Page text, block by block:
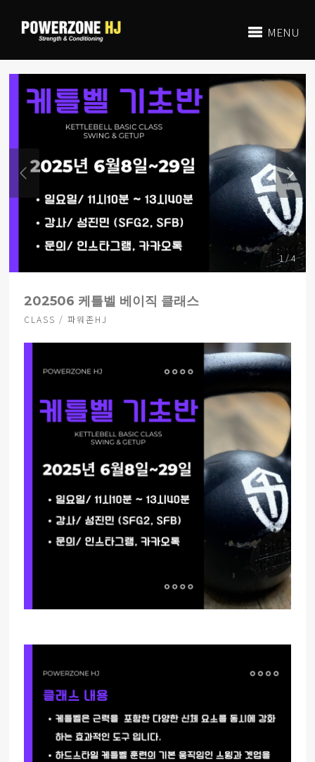
MENU
1 / 4
202506 케틀벨 베이직 클래스
CLASS / 파워존HJ